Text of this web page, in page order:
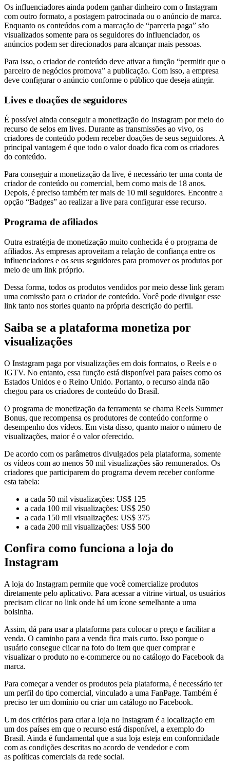
Os influenciadores ainda podem ganhar dinheiro com o Instagram
com outro formato, a postagem patrocinada ou o anúncio de marca.
Enquanto os conteúdos com a marcação de “parceria paga” são
visualizados somente para os seguidores do influenciador, os
anúncios podem ser direcionados para alcançar mais pessoas.
Para isso, o criador de conteúdo deve ativar a função “permitir que o
parceiro de negócios promova” a publicação. Com isso, a empresa
deve configurar o anúncio conforme o público que deseja atingir.
Lives e doações de seguidores
É possível ainda conseguir a monetização do Instagram por meio do
recurso de selos em lives. Durante as transmissões ao vivo, os
criadores de conteúdo podem receber doações de seus seguidores. A
principal vantagem é que todo o valor doado fica com os criadores
do conteúdo.
Para conseguir a monetização da live, é necessário ter uma conta de
criador de conteúdo ou comercial, bem como mais de 18 anos.
Depois, é preciso também ter mais de 10 mil seguidores. Encontre a
opção “Badges” ao realizar a live para configurar esse recurso.
Programa de afiliados
Outra estratégia de monetização muito conhecida é o programa de
afiliados. As empresas aproveitam a relação de confiança entre os
influenciadores e os seus seguidores para promover os produtos por
meio de um link próprio.
Dessa forma, todos os produtos vendidos por meio desse link geram
uma comissão para o criador de conteúdo. Você pode divulgar esse
link tanto nos stories quanto na própria descrição do perfil.
Saiba se a plataforma monetiza por
visualizações
O Instagram paga por visualizações em dois formatos, o Reels e o
IGTV. No entanto, essa função está disponível para países como os
Estados Unidos e o Reino Unido. Portanto, o recurso ainda não
chegou para os criadores de conteúdo do Brasil.
O programa de monetização da ferramenta se chama Reels Summer
Bonus, que recompensa os produtores de conteúdo conforme o
desempenho dos vídeos. Em vista disso, quanto maior o número de
visualizações, maior é o valor oferecido.
De acordo com os parâmetros divulgados pela plataforma, somente
os vídeos com ao menos 50 mil visualizações são remunerados. Os
criadores que participarem do programa devem receber conforme
esta tabela:
a cada 50 mil visualizações: US$ 125
a cada 100 mil visualizações: US$ 250
a cada 150 mil visualizações: US$ 375
a cada 200 mil visualizações: US$ 500
Confira como funciona a loja do
Instagram
A loja do Instagram permite que você comercialize produtos
diretamente pelo aplicativo. Para acessar a vitrine virtual, os usuários
precisam clicar no link onde há um ícone semelhante a uma
bolsinha.
Assim, dá para usar a plataforma para colocar o preço e facilitar a
venda. O caminho para a venda fica mais curto. Isso porque o
usuário consegue clicar na foto do item que quer comprar e
visualizar o produto no e-commerce ou no catálogo do Facebook da
marca.
Para começar a vender os produtos pela plataforma, é necessário ter
um perfil do tipo comercial, vinculado a uma FanPage. Também é
preciso ter um domínio ou criar um catálogo no Facebook.
Um dos critérios para criar a loja no Instagram é a localização em
um dos países em que o recurso está disponível, a exemplo do
Brasil. Ainda é fundamental que a sua loja esteja em conformidade
com as condições descritas no acordo de vendedor e com
as políticas comerciais da rede social.